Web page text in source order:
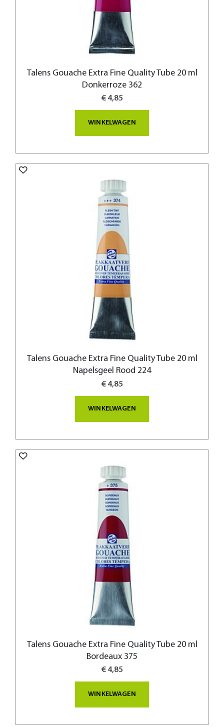
Talens Gouache Extra Fine Quality Tube 20 ml
Donkerroze 362
€ 4,85
WINKELWAGEN
Talens Gouache Extra Fine Quality Tube 20 ml
Napelsgeel Rood 224
€ 4,85
WINKELWAGEN
Talens Gouache Extra Fine Quality Tube 20 ml
Bordeaux 375
€ 4,85
WINKELWAGEN